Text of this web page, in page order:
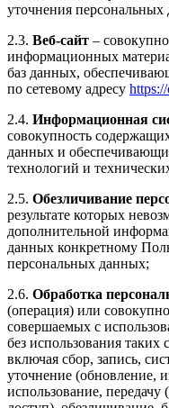
уточнения персональных
2.3. Веб-сайт –
информационных
баз данных,
по сетевому адресу
2.4. Информационная
совокупность
данных и
технологий и
2.5. Обезличивание
результате которых
дополнительной
данных конкретному
персональных данных;
2.6. Обработка
(операция) или
совершаемых с
без использования
включая сбор, запись,
уточнение (обновление,
использование, передачу